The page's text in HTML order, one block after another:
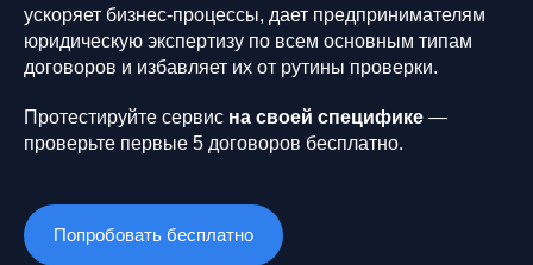
ускоряет бизнес-процессы, дает предпринимателям
юридическую экспертизу по всем основным типам
договоров и избавляет их от рутины проверки.
Протестируйте сервис на своей специфике —
проверьте первые 5 договоров бесплатно.
Попробовать бесплатно